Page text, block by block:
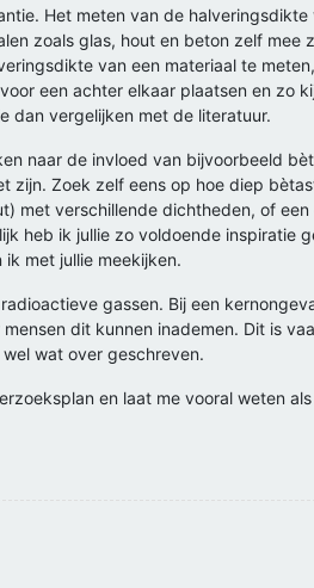
Het meten van de
zoals glas, hout en beton zelf mee
van een materiaal te
een achter elkaar plaatsen en zo
dan vergelijken met de literatuur.
naar de invloed van bijvoorbeeld
zijn. Zoek zelf eens op hoe diep
met verschillende dichtheden, of
heb ik jullie zo voldoende inspiratie
met jullie meekijken.
gassen. Bij een
dit kunnen inademen. Dit is
wat over geschreven.
en laat me vooral weten